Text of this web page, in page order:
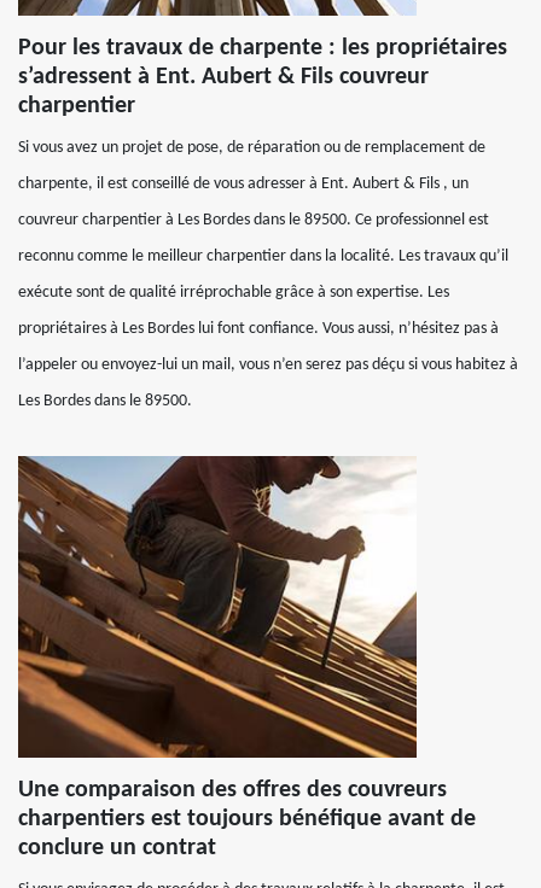
Pour les travaux de charpente : les propriétaires
s’adressent à Ent. Aubert & Fils couvreur
charpentier
Si vous avez un projet de pose, de réparation ou de remplacement de
charpente, il est conseillé de vous adresser à Ent. Aubert & Fils , un
couvreur charpentier à Les Bordes dans le 89500. Ce professionnel est
reconnu comme le meilleur charpentier dans la localité. Les travaux qu’il
exécute sont de qualité irréprochable grâce à son expertise. Les
propriétaires à Les Bordes lui font confiance. Vous aussi, n’hésitez pas à
l’appeler ou envoyez-lui un mail, vous n’en serez pas déçu si vous habitez à
Les Bordes dans le 89500.
Une comparaison des offres des couvreurs
charpentiers est toujours bénéfique avant de
conclure un contrat